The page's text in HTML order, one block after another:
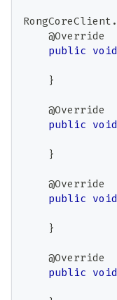
RongCoreClient .
@Override
public void
}
@Override
public void
}
@Override
public void
}
@Override
public void